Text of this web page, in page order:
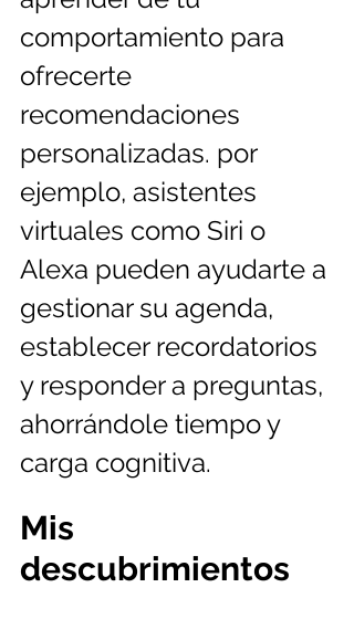
comportamiento para
ofrecerte
recomendaciones
personalizadas. por
ejemplo, asistentes
virtuales como Siri o
Alexa pueden ayudarte a
gestionar su agenda,
establecer recordatorios
y responder a preguntas,
ahorrándole tiempo y
carga cognitiva.
Mis
descubrimientos